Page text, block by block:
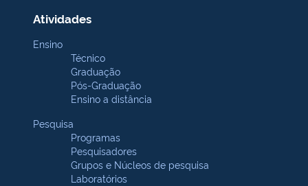
Atividades
Ensino
Técnico
Graduação
Pós-Graduação
Ensino a distância
Pesquisa
Programas
Pesquisadores
Grupos e Núcleos de pesquisa
Laboratórios